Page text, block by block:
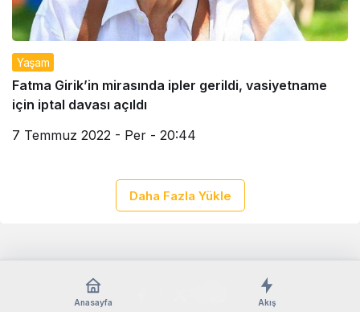
Yaşam
Fatma Girik’in mirasında ipler gerildi, vasiyetname
için iptal davası açıldı
7 Temmuz 2022 - Per - 20:44
Daha Fazla Yükle
Anasayfa Akış